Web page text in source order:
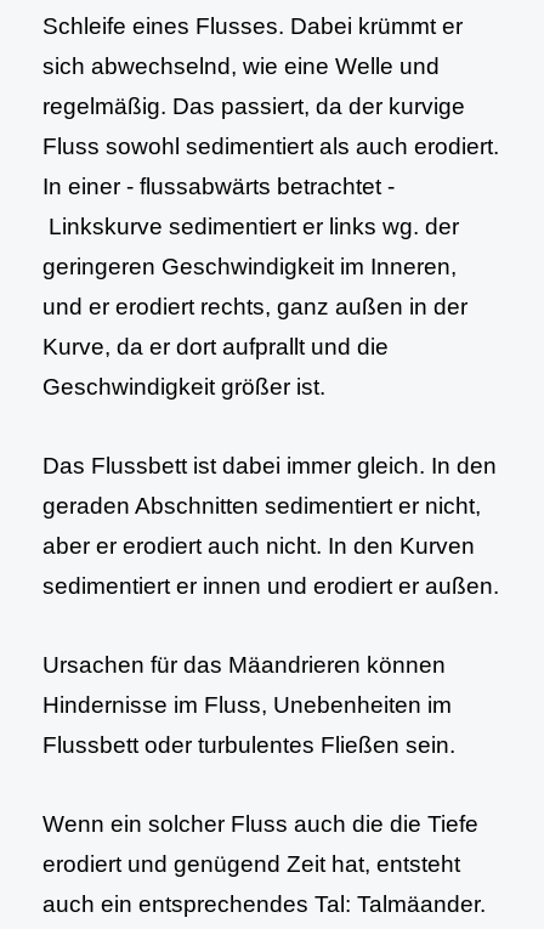
Schleife eines Flusses. Dabei krümmt er
sich abwechselnd, wie eine Welle und
regelmäßig. Das passiert, da der kurvige
Fluss sowohl sedimentiert als auch erodiert.
In einer - flussabwärts betrachtet -
Linkskurve sedimentiert er links wg. der
geringeren Geschwindigkeit im Inneren,
und er erodiert rechts, ganz außen in der
Kurve, da er dort aufprallt und die
Geschwindigkeit größer ist.
Das Flussbett ist dabei immer gleich. In den
geraden Abschnitten sedimentiert er nicht,
aber er erodiert auch nicht. In den Kurven
sedimentiert er innen und erodiert er außen.
Ursachen für das Mäandrieren können
Hindernisse im Fluss, Unebenheiten im
Flussbett oder turbulentes Fließen sein.
Wenn ein solcher Fluss auch die die Tiefe
erodiert und genügend Zeit hat, entsteht
auch ein entsprechendes Tal: Talmäander.